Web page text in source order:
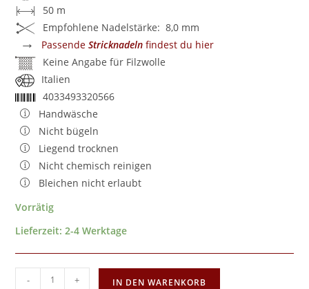
50 m
Empfohlene Nadelstärke: 8,0 mm
→ PassendeStricknadeln findest du hier
Keine Angabe für Filzwolle
Italien
4033493320566
Handwäsche
Nicht bügeln
Liegend trocknen
Nicht chemisch reinigen
Bleichen nicht erlaubt
Vorrätig
Lieferzeit:2-4 Werktage
- + IN DEN WARENKORB